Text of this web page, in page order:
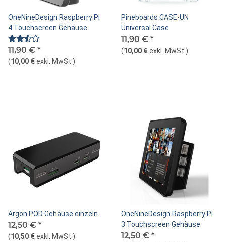
OneNineDesign Raspberry Pi
4 Touchscreen Gehäuse
11,90 € *
(10,00 €exkl. MwSt. )
Pineboards CASE-UN
Universal Case
11,90 € *
(10,00 €exkl. MwSt. )
Argon POD Gehäuse einzeln
12,50 € *
(10,50 €exkl. MwSt. )
OneNineDesign Raspberry Pi
3 Touchscreen Gehäuse
12,50 € *